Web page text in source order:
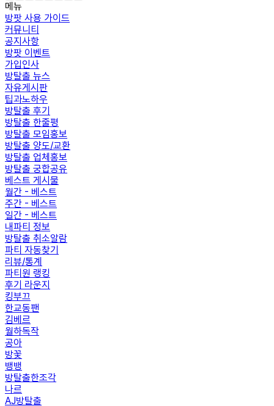
메뉴
방팟 사용 가이드
커뮤니티
공지사항
방팟 이벤트
가입인사
방탈출 뉴스
자유게시판
팁과노하우
방탈출 후기
방탈출 한줄평
방탈출 모임홍보
방탈출 양도/교환
방탈출 업체홍보
방탈출 궁합공유
베스트 게시물
월간 - 베스트
주간 - 베스트
일간 - 베스트
내파티 정보
방탈출 취소알람
파티 자동찾기
리뷰/통계
파티원 랭킹
후기 라운지
킹부끄
한교동팬
김베르
월하독작
공아
방꽃
뱅뱅
방탈출한조각
나르
AJ방탈출